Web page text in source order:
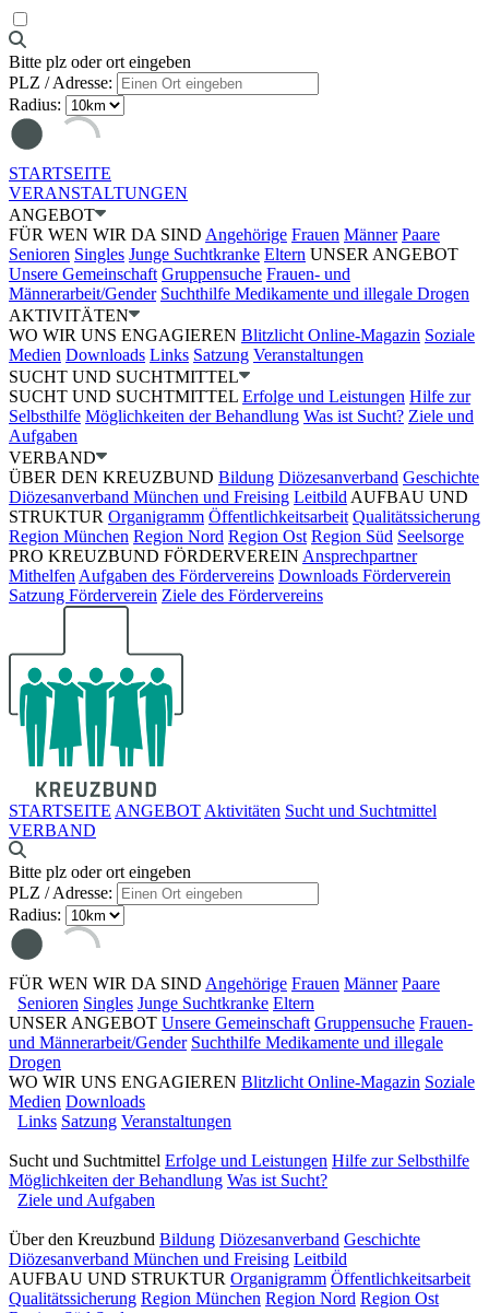
Bitte plz oder ort eingeben
PLZ / Adresse:
Radius:
STARTSEITE
VERANSTALTUNGEN
ANGEBOT
FÜR WEN WIR DA SIND Angehörige Frauen Männer Paare
Senioren Singles Junge Suchtkranke Eltern UNSER ANGEBOT
Unsere Gemeinschaft Gruppensuche Frauen- und
Männerarbeit/Gender Suchthilfe Medikamente und illegale Drogen
AKTIVITÄTEN
WO WIR UNS ENGAGIEREN Blitzlicht Online-Magazin Soziale
Medien Downloads Links Satzung Veranstaltungen
SUCHT UND SUCHTMITTEL
SUCHT UND SUCHTMITTEL Erfolge und Leistungen Hilfe zur
Selbsthilfe Möglichkeiten der Behandlung Was ist Sucht? Ziele und
Aufgaben
VERBAND
ÜBER DEN KREUZBUND Bildung Diözesanverband Geschichte
Diözesanverband München und Freising Leitbild AUFBAU UND
STRUKTUR Organigramm Öffentlichkeitsarbeit Qualitätssicherung
Region München Region Nord Region Ost Region Süd Seelsorge
PRO KREUZBUND FÖRDERVEREIN Ansprechpartner
Mithelfen Aufgaben des Fördervereins Downloads Förderverein
Satzung Förderverein Ziele des Fördervereins
STARTSEITE ANGEBOT Aktivitäten Sucht und Suchtmittel
VERBAND
Bitte plz oder ort eingeben
PLZ / Adresse:
Radius:
FÜR WEN WIR DA SIND Angehörige Frauen Männer Paare
Senioren Singles Junge Suchtkranke Eltern
UNSER ANGEBOT Unsere Gemeinschaft Gruppensuche Frauen-
und Männerarbeit/Gender Suchthilfe Medikamente und illegale
Drogen
WO WIR UNS ENGAGIEREN Blitzlicht Online-Magazin Soziale
Medien Downloads
Links Satzung Veranstaltungen
Sucht und Suchtmittel Erfolge und Leistungen Hilfe zur Selbsthilfe
Möglichkeiten der Behandlung Was ist Sucht?
Ziele und Aufgaben
Über den Kreuzbund Bildung Diözesanverband Geschichte
Diözesanverband München und Freising Leitbild
AUFBAU UND STRUKTUR Organigramm Öffentlichkeitsarbeit
Qualitätssicherung Region München Region Nord Region Ost